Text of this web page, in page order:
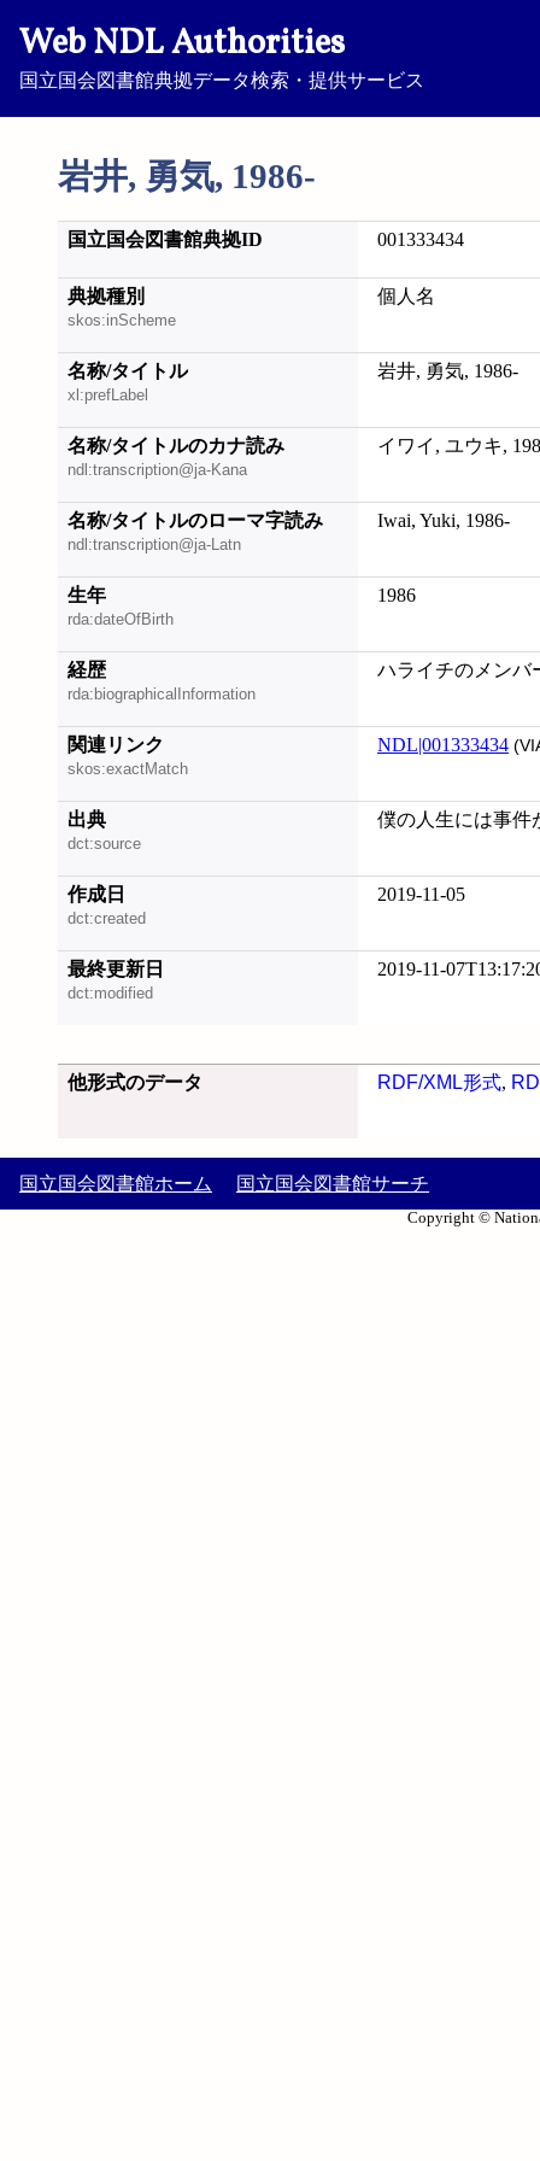
Web NDL Authorities
国立国会図書館典拠データ検索・提供サービス
岩井, 勇気, 1986-
国立国会図書館典拠ID 001333434
典拠種別
skos:inScheme
個人名
名称/タイトル
xl:prefLabel
岩井, 勇気, 1986-
名称/タイトルのカナ読み
ndl:transcription@ja-Kana
イワイ, ユウキ,
名称/タイトルのローマ字読み
ndl:transcription@ja-Latn
Iwai, Yuki, 1986-
生年
rda:dateOfBirth
1986
経歴
rda:biographicalInformation
ハライチのメンバ
関連リンク
skos:exactMatch
NDL|001333434
出典
dct:source
僕の人生には事件
作成日
dct:created
2019-11-05
最終更新日
dct:modified
2019-11-
他形式のデータ RDF/XML形式,
国立国会図書館ホーム 国立国会図書館サーチ
Copyright ©